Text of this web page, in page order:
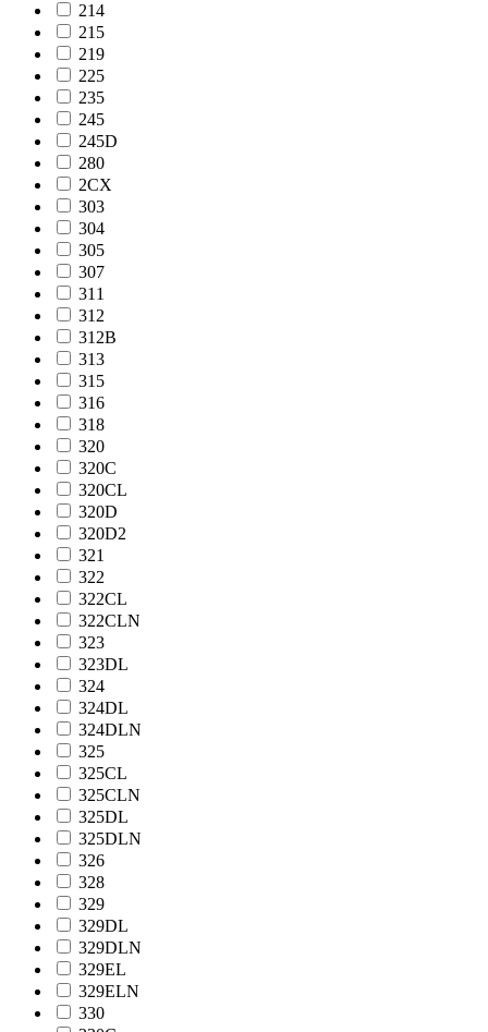
214
215
219
225
235
245
245D
280
2CX
303
304
305
307
311
312
312B
313
315
316
318
320
320C
320CL
320D
320D2
321
322
322CL
322CLN
323
323DL
324
324DL
324DLN
325
325CL
325CLN
325DL
325DLN
326
328
329
329DL
329DLN
329EL
329ELN
330